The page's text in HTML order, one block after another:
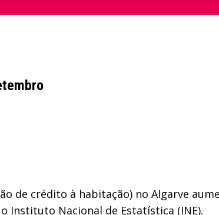
de crédito à habitação) no Algarve
Instituto Nacional de Estatística (INE).